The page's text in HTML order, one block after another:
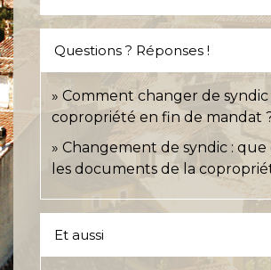
Questions ? Réponses !
Comment changer de syndic
copropriété en fin de mandat
Changement de syndic :
les documents de la
Et aussi